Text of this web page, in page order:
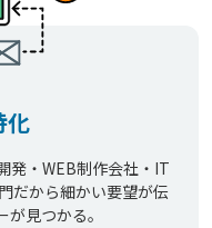
化
発・WEB制作会社・IT
だから細かい要望が伝
見つかる。